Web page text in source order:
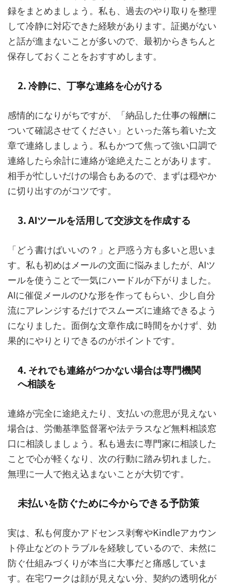
録をまとめましょう。私も、過去のやり取りを整理
して冷静に対応できた経験があります。証拠がない
と話が進まないことが多いので、最初からきちんと
保存しておくことをおすすめします。
2. 冷静に、丁寧な連絡を心がける
感情的になりがちですが、「納品した仕事の報酬に
ついて確認させてください」といった落ち着いた文
章で連絡しましょう。私もかつて焦って強い口調で
連絡したら余計に連絡が途絶えたことがあります。
相手が忙しいだけの場合もあるので、まずは穏やか
に切り出すのがコツです。
3. AIツールを活用して交渉文を作成する
「どう書けばいいの？」と戸惑う方も多いと思いま
す。私も初めはメールの文面に悩みましたが、AIツ
ールを使うことで一気にハードルが下がりました。
AIに催促メールのひな形を作ってもらい、少し自分
流にアレンジするだけでスムーズに連絡できるよう
になりました。面倒な文章作成に時間をかけず、効
果的にやりとりできるのがポイントです。
4. それでも連絡がつかない場合は専門機関
へ相談を
連絡が完全に途絶えたり、支払いの意思が見えない
場合は、労働基準監督署や法テラスなど無料相談窓
口に相談しましょう。私も過去に専門家に相談した
ことで心が軽くなり、次の行動に踏み切れました。
無理に一人で抱え込まないことが大切です。
未払いを防ぐために今からできる予防策
実は、私も何度かアドセンス剥奪やKindleアカウン
ト停止などのトラブルを経験しているので、未然に
防ぐ仕組みづくりが本当に大事だと痛感していま
す。在宅ワークは顔が見えない分、契約の透明化が